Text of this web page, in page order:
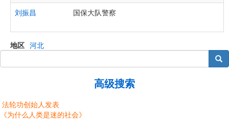
刘振昌
国保大队警察
地区 河北
搜索
高级搜索
法轮功创始人发表
《为什么人类是迷的社会》